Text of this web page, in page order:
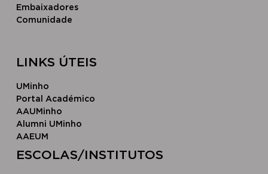
Embaixadores
Comunidade
LINKS ÚTEIS
UMinho
Portal Académico
AAUMinho
Alumni UMinho
AAEUM
​ESCOLAS/INSTITUTOS​